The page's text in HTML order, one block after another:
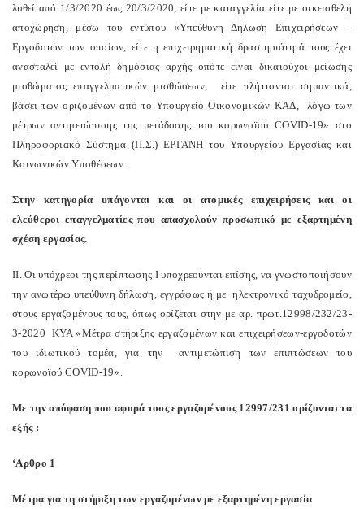
λυθεί από 1/3/2020 έως 20/3/2020, είτε με καταγγελία είτε με οικειοθελή
αποχώρηση, μέσω του εντύπου «Υπεύθυνη Δήλωση Επιχειρήσεων –
Εργοδοτών των οποίων, είτε η επιχειρηματική δραστηριότητά τους έχει
ανασταλεί με εντολή δημόσιας αρχής οπότε είναι δικαιούχοι μείωσης
μισθώματος επαγγελματικών μισθώσεων, είτε πλήττονται σημαντικά,
βάσει των οριζομένων από το Υπουργείο Οικονομικών ΚΑΔ, λόγω των
μέτρων αντιμετώπισης της μετάδοσης του κορωνοϊού COVID-19» στο
Πληροφοριακό Σύστημα (Π.Σ.) ΕΡΓΑΝΗ του Υπουργείου Εργασίας και
Κοινωνικών Υποθέσεων.
Στην κατηγορία υπάγονται και οι ατομικές επιχειρήσεις και οι
ελεύθεροι επαγγελματίες που απασχολούν προσωπικό με εξαρτημένη
σχέση εργασίας.
IΙ. Οι υπόχρεοι της περίπτωσης Ι υποχρεούνται επίσης, να γνωστοποιήσουν
την ανωτέρω υπεύθυνη δήλωση, εγγράφως ή με ηλεκτρονικό ταχυδρομείο,
στους εργαζομένους τους, όπως ορίζεται στην με αρ. πρωτ.12998/232/23-
3-2020 ΚΥΑ «Μέτρα στήριξης εργαζομένων και επιχειρήσεων-εργοδοτών
του ιδιωτικού τομέα, για την αντιμετώπιση των επιπτώσεων του
κορωνοϊού COVID-19».
Με την απόφαση που αφορά τους εργαζομένους 12997/231 ορίζονται τα
εξής :
‘Aρθρο 1
Μέτρα για τη στήριξη των εργαζομένων με εξαρτημένη εργασία